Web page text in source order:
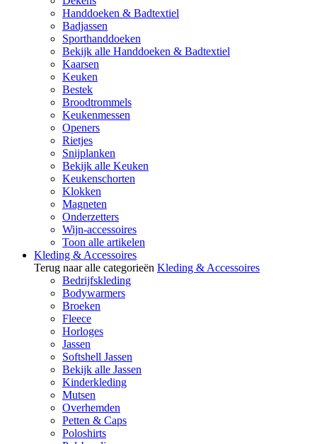
Handdoeken & Badtextiel
Badjassen
Sporthanddoeken
Bekijk alle Handdoeken & Badtextiel
Kaarsen
Keuken
Bestek
Broodtrommels
Keukenmessen
Openers
Rietjes
Snijplanken
Bekijk alle Keuken
Keukenschorten
Klokken
Magneten
Onderzetters
Wijn-accessoires
Toon alle artikelen
Kleding & Accessoires
Terug naar alle categorieën Kleding & Accessoires
Bedrijfskleding
Bodywarmers
Broeken
Fleece
Horloges
Jassen
Softshell Jassen
Bekijk alle Jassen
Kinderkleding
Mutsen
Overhemden
Petten & Caps
Poloshirts